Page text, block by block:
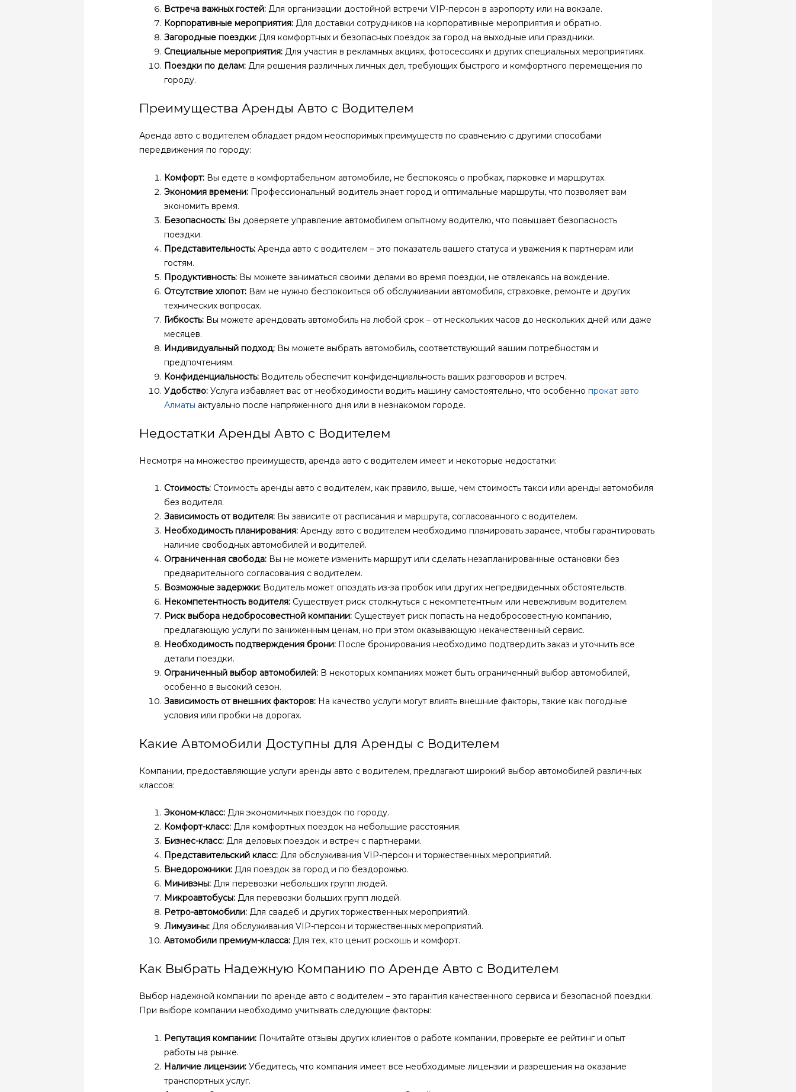
Встреча важных гостей: Для организации достойной встречи VIP-персон в аэропорту или на вокзале.
Корпоративные мероприятия: Для доставки сотрудников на корпоративные мероприятия и обратно.
Загородные поездки: Для комфортных и безопасных поездок за город на выходные или праздники.
Специальные мероприятия: Для участия в рекламных акциях, фотосессиях и других специальных мероприятиях.
Поездки по делам: Для решения различных личных дел, требующих быстрого и комфортного перемещения по
городу.
Преимущества Аренды Авто с Водителем
Аренда авто с водителем обладает рядом неоспоримых преимуществ по сравнению с другими способами
передвижения по городу:
Комфорт: Вы едете в комфортабельном автомобиле, не беспокоясь о пробках, парковке и маршрутах.
Экономия времени: Профессиональный водитель знает город и оптимальные маршруты, что позволяет вам
экономить время.
Безопасность: Вы доверяете управление автомобилем опытному водителю, что повышает безопасность
поездки.
Представительность: Аренда авто с водителем – это показатель вашего статуса и уважения к партнерам или
гостям.
Продуктивность: Вы можете заниматься своими делами во время поездки, не отвлекаясь на вождение.
Отсутствие хлопот: Вам не нужно беспокоиться об обслуживании автомобиля, страховке, ремонте и других
технических вопросах.
Гибкость: Вы можете арендовать автомобиль на любой срок – от нескольких часов до нескольких дней или даже
месяцев.
Индивидуальный подход: Вы можете выбрать автомобиль, соответствующий вашим потребностям и
предпочтениям.
Конфиденциальность: Водитель обеспечит конфиденциальность ваших разговоров и встреч.
Удобство: Услуга избавляет вас от необходимости водить машину самостоятельно, что особеннопрокат авто
Алматы актуально после напряженного дня или в незнакомом городе.
Недостатки Аренды Авто с Водителем
Несмотря на множество преимуществ, аренда авто с водителем имеет и некоторые недостатки:
Стоимость: Стоимость аренды авто с водителем, как правило, выше, чем стоимость такси или аренды автомобиля
без водителя.
Зависимость от водителя: Вы зависите от расписания и маршрута, согласованного с водителем.
Необходимость планирования: Аренду авто с водителем необходимо планировать заранее, чтобы гарантировать
наличие свободных автомобилей и водителей.
Ограниченная свобода: Вы не можете изменить маршрут или сделать незапланированные остановки без
предварительного согласования с водителем.
Возможные задержки: Водитель может опоздать из-за пробок или других непредвиденных обстоятельств.
Некомпетентность водителя: Существует риск столкнуться с некомпетентным или невежливым водителем.
Риск выбора недобросовестной компании: Существует риск попасть на недобросовестную компанию,
предлагающую услуги по заниженным ценам, но при этом оказывающую некачественный сервис.
Необходимость подтверждения брони: После бронирования необходимо подтвердить заказ и уточнить все
детали поездки.
Ограниченный выбор автомобилей: В некоторых компаниях может быть ограниченный выбор автомобилей,
особенно в высокий сезон.
Зависимость от внешних факторов: На качество услуги могут влиять внешние факторы, такие как погодные
условия или пробки на дорогах.
Какие Автомобили Доступны для Аренды с Водителем
Компании, предоставляющие услуги аренды авто с водителем, предлагают широкий выбор автомобилей различных
классов:
Эконом-класс: Для экономичных поездок по городу.
Комфорт-класс: Для комфортных поездок на небольшие расстояния.
Бизнес-класс: Для деловых поездок и встреч с партнерами.
Представительский класс: Для обслуживания VIP-персон и торжественных мероприятий.
Внедорожники: Для поездок за город и по бездорожью.
Минивэны: Для перевозки небольших групп людей.
Микроавтобусы: Для перевозки больших групп людей.
Ретро-автомобили: Для свадеб и других торжественных мероприятий.
Лимузины: Для обслуживания VIP-персон и торжественных мероприятий.
Автомобили премиум-класса: Для тех, кто ценит роскошь и комфорт.
Как Выбрать Надежную Компанию по Аренде Авто с Водителем
Выбор надежной компании по аренде авто с водителем – это гарантия качественного сервиса и безопасной поездки.
При выборе компании необходимо учитывать следующие факторы:
Репутация компании: Почитайте отзывы других клиентов о работе компании, проверьте ее рейтинг и опыт
работы на рынке.
Наличие лицензии: Убедитесь, что компания имеет все необходимые лицензии и разрешения на оказание
транспортных услуг.